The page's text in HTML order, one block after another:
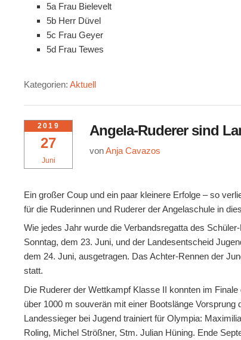
5a Frau Bielevelt
5b Herr Düvel
5c Frau Geyer
5d Frau Tewes
Kategorien: Aktuell
27
Juni
2019 Angela-Ruderer sind
vonAnja Cavazos
Ein großer Coup und ein paar kleinere Erfolge – so
für die Ruderinnen und Ruderer der Angelaschule in
Wie jedes Jahr wurde die Verbandsregatta des
Sonntag, dem 23. Juni, und der Landesentscheid
dem 24. Juni, ausgetragen. Das Achter-Rennen der
statt.
Die Ruderer der Wettkampf Klasse II konnten im
über 1000 m souverän mit einer Bootslänge Vorsprung
Landessieger bei Jugend trainiert für Olympia:
Roling, Michel Strößner, Stm. Julian Hüning. Ende